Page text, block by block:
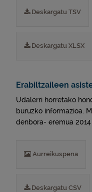
Deskargatu TSV
Deskargatu XLSX
Erabiltzaileen
Udalerri horretako
buruzko informazioa.
denbora- eremua
Aurreikuspena
Deskargatu CSV